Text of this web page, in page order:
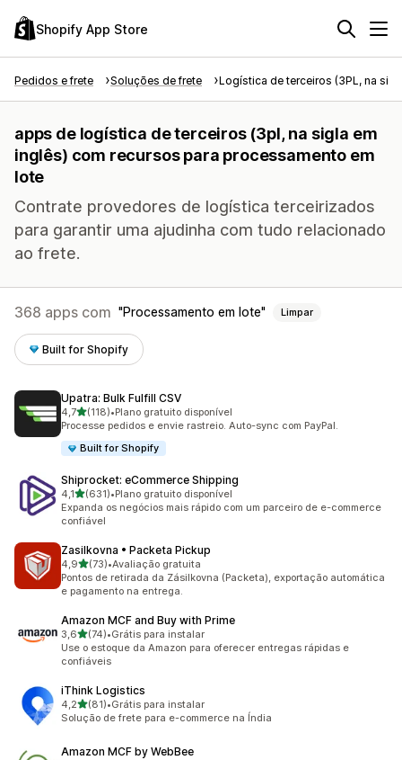
Shopify App Store
Pedidos e frete Soluções de frete Logística de terceiros (3PL, na
apps de logística de terceiros (3pl, na sigla em
inglês) com recursos para processamento em
lote
Contrate provedores de logística terceirizados
para garantir uma ajudinha com tudo relacionado
ao frete.
368 apps com Processamento em lote Limpar
Built for Shopify
Upatra: Bulk Fulfill CSV
4,7de 5 estrelas
(118)
118 avaliações ao todo
•Plano gratuito disponível
Processe pedidos e envie rastreio. Auto-sync com PayPal.
Built for Shopify
Shiprocket: eCommerce Shipping
4,1de 5 estrelas
(631)
631 avaliações ao todo
•Plano gratuito disponível
Expanda os negócios mais rápido com um parceiro de e-commerce
confiável
Zasilkovna • Packeta Pickup
4,9de 5 estrelas
(73)
73 avaliações ao todo
•Avaliação gratuita
Pontos de retirada da Zásilkovna (Packeta), exportação automática
e pagamento na entrega.
Amazon MCF and Buy with Prime
3,6de 5 estrelas
(74)
74 avaliações ao todo
•Grátis para instalar
Use o estoque da Amazon para oferecer entregas rápidas e
confiáveis
iThink Logistics
4,2de 5 estrelas
(81)
81 avaliações ao todo
•Grátis para instalar
Solução de frete para e-commerce na Índia
Amazon MCF by WebBee